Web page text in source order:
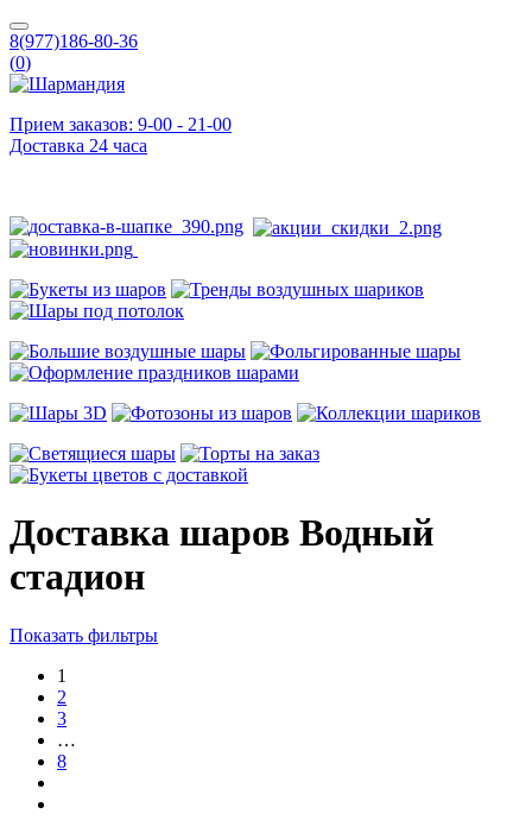
8(977)186-80-36
(0)
Прием заказов: 9-00 - 21-00
Доставка 24 часа
Доставка шаров Водный
стадион
Показать фильтры
1
2
3
…
8